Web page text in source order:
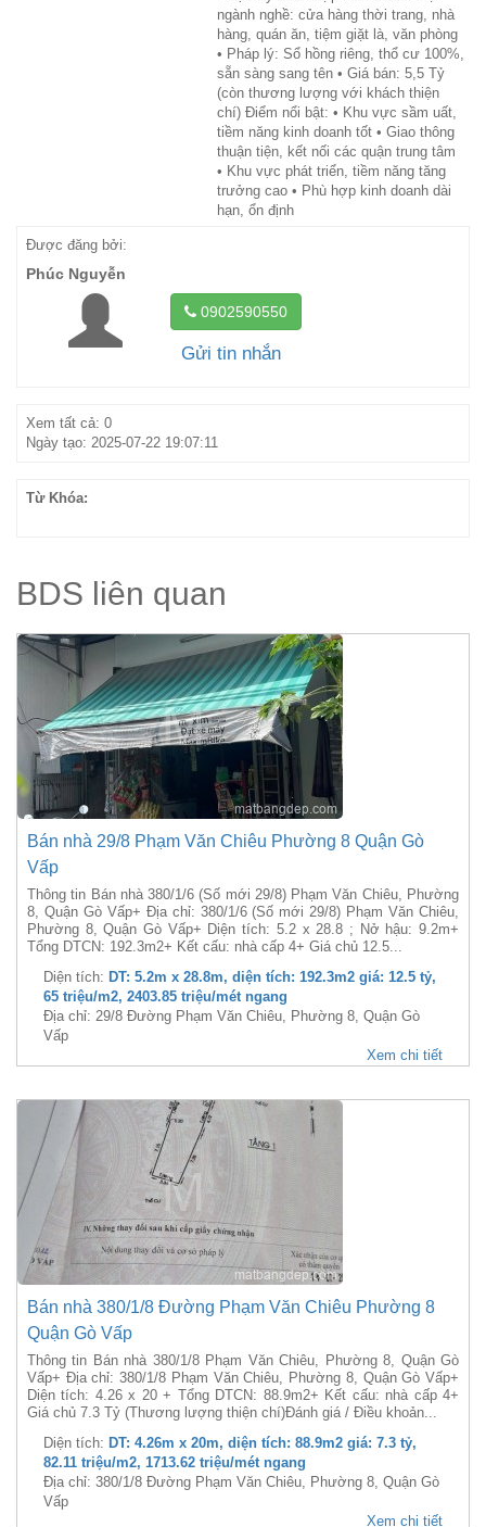
ngành nghề: cửa hàng thời trang, nhà
hàng, quán ăn, tiệm giặt là, văn phòng
• Pháp lý: Sổ hồng riêng, thổ cư 100%,
sẵn sàng sang tên • Giá bán: 5,5 Tỷ
(còn thương lượng với khách thiện
chí) Điểm nổi bật: • Khu vực sầm uất,
tiềm năng kinh doanh tốt • Giao thông
thuận tiện, kết nối các quận trung tâm
• Khu vực phát triển, tiềm năng tăng
trưởng cao • Phù hợp kinh doanh dài
hạn, ổn định
Được đăng bởi:
Phúc Nguyễn
0902590550
Gửi tin nhắn
Xem tất cả: 0
Ngày tạo: 2025-07-22 19:07:11
Từ Khóa:
BDS liên quan
Bán nhà 29/8 Phạm Văn Chiêu Phường 8 Quận Gò
Vấp
Thông tin Bán nhà 380/1/6 (Số mới 29/8) Phạm Văn Chiêu, Phường
8, Quận Gò Vấp+ Địa chỉ: 380/1/6 (Số mới 29/8) Phạm Văn Chiêu,
Phường 8, Quận Gò Vấp+ Diện tích: 5.2 x 28.8 ; Nở hậu: 9.2m+
Tổng DTCN: 192.3m2+ Kết cấu: nhà cấp 4+ Giá chủ 12.5...
Diện tích: DT: 5.2m x 28.8m, diện tích: 192.3m2 giá: 12.5 tỷ,
65 triệu/m2, 2403.85 triệu/mét ngang
Địa chỉ: 29/8 Đường Phạm Văn Chiêu, Phường 8, Quận Gò
Vấp
Xem chi tiết
Bán nhà 380/1/8 Đường Phạm Văn Chiêu Phường 8
Quận Gò Vấp
Thông tin Bán nhà 380/1/8 Phạm Văn Chiêu, Phường 8, Quận Gò
Vấp+ Địa chỉ: 380/1/8 Phạm Văn Chiêu, Phường 8, Quận Gò Vấp+
Diện tích: 4.26 x 20 + Tổng DTCN: 88.9m2+ Kết cấu: nhà cấp 4+
Giá chủ 7.3 Tỷ (Thương lượng thiện chí)Đánh giá / Điều khoản...
Diện tích: DT: 4.26m x 20m, diện tích: 88.9m2 giá: 7.3 tỷ,
82.11 triệu/m2, 1713.62 triệu/mét ngang
Địa chỉ: 380/1/8 Đường Phạm Văn Chiêu, Phường 8, Quận Gò
Vấp
Xem chi tiết